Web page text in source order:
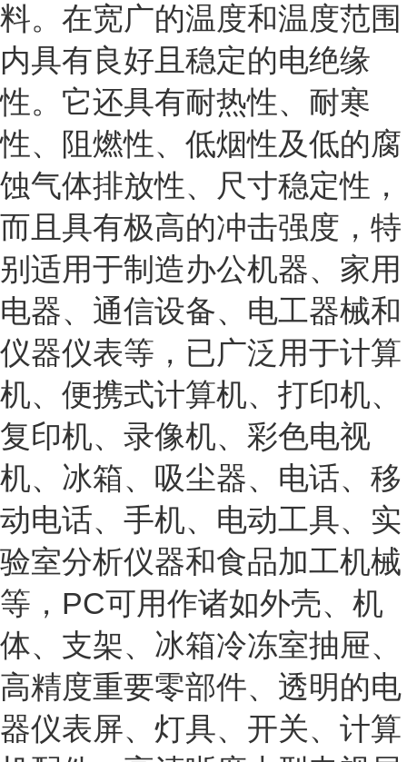
料。在宽广的温度和温度范围
内具有良好且稳定的电绝缘
性。它还具有耐热性、耐寒
性、阻燃性、低烟性及低的腐
蚀气体排放性、尺寸稳定性，
而且具有极高的冲击强度，特
别适用于制造办公机器、家用
电器、通信设备、电工器械和
仪器仪表等，已广泛用于计算
机、便携式计算机、打印机、
复印机、录像机、彩色电视
机、冰箱、吸尘器、电话、移
动电话、手机、电动工具、实
验室分析仪器和食品加工机械
等，PC可用作诸如外壳、机
体、支架、冰箱冷冻室抽屉、
高精度重要零部件、透明的电
器仪表屏、灯具、开关、计算